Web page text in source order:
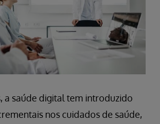
a saúde digital tem introduzido
nos cuidados de saúde,